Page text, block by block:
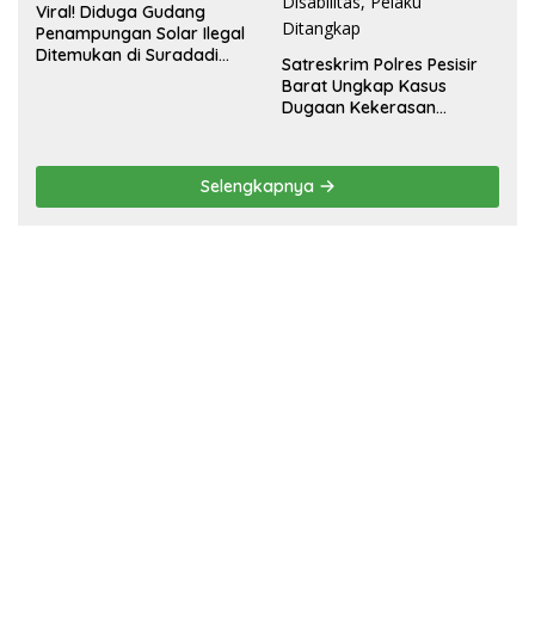
Viral! Diduga Gudang
Penampungan Solar Ilegal
Ditemukan di Suradadi
Satreskrim Polres Pesisir
Barat Ungkap Kasus
Dugaan Kekerasan
Pelaku Ditangkap
Selengkapnya